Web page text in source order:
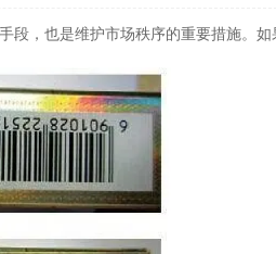
段，也是维护市场秩序的重要措施。